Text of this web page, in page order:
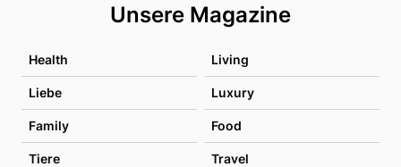
Unsere Magazine
Health Living
Liebe Luxury
Family Food
Tiere Travel